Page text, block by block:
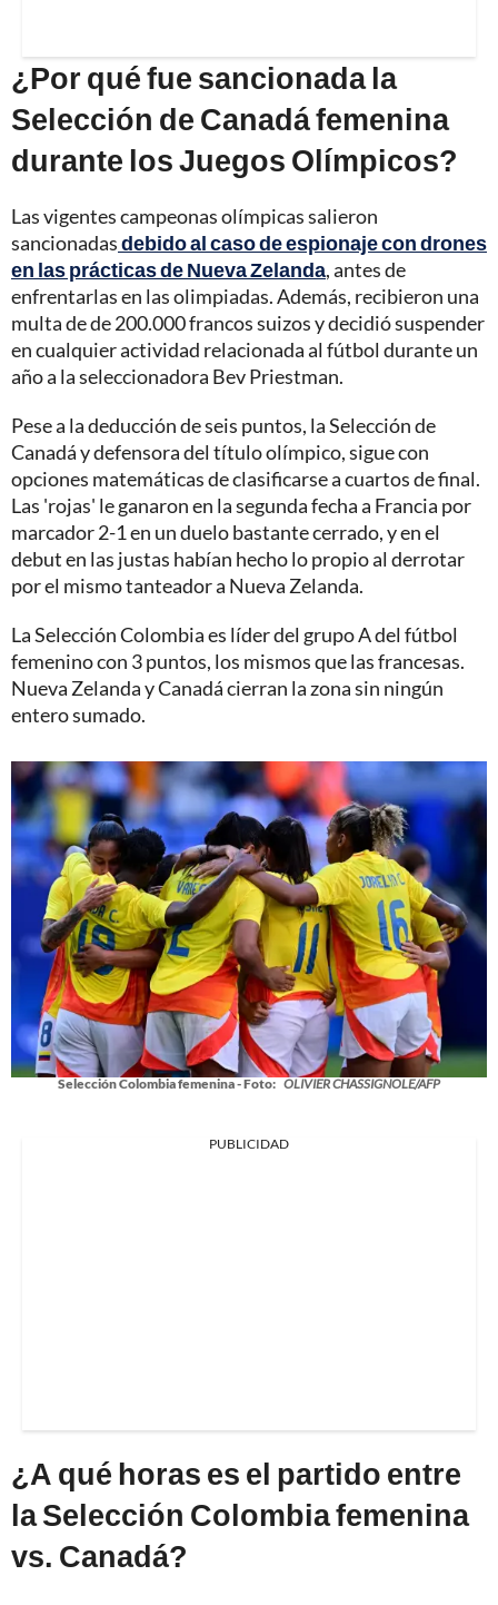
¿Por qué fue sancionada la
Selección de Canadá femenina
durante los Juegos Olímpicos?
Las vigentes campeonas olímpicas salieron
sancionadasdebido al caso de espionaje con drones
en las prácticas de Nueva Zelanda, antes de
enfrentarlas en las olimpiadas. Además, recibieron una
multa de de 200.000 francos suizos y decidió suspender
en cualquier actividad relacionada al fútbol durante un
año a la seleccionadora Bev Priestman.
Pese a la deducción de seis puntos, la Selección de
Canadá y defensora del título olímpico, sigue con
opciones matemáticas de clasificarse a cuartos de final.
Las 'rojas' le ganaron en la segunda fecha a Francia por
marcador 2-1 en un duelo bastante cerrado, y en el
debut en las justas habían hecho lo propio al derrotar
por el mismo tanteador a Nueva Zelanda.
La Selección Colombia es líder del grupo A del fútbol
femenino con 3 puntos, los mismos que las francesas.
Nueva Zelanda y Canadá cierran la zona sin ningún
entero sumado.
Selección Colombia femenina - Foto: OLIVIER CHASSIGNOLE/AFP
PUBLICIDAD
¿A qué horas es el partido entre
la Selección Colombia femenina
vs. Canadá?